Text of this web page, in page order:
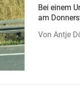
Bei einem
am
Antje